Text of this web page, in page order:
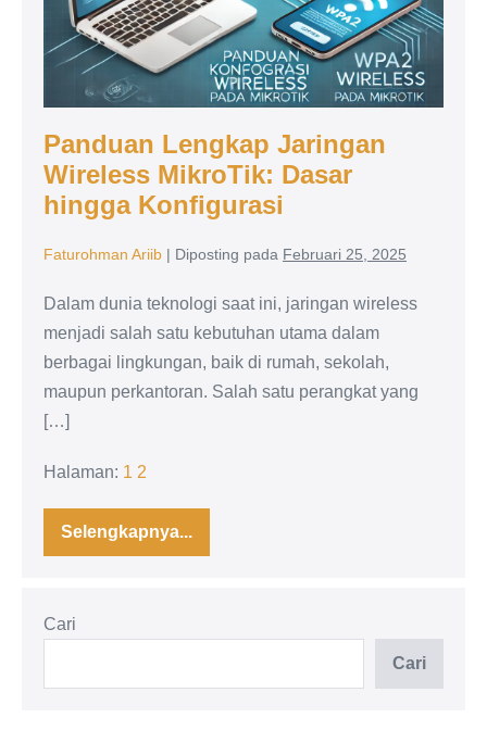
Panduan Lengkap Jaringan
Wireless MikroTik: Dasar
hingga Konfigurasi
Faturohman Ariib | Diposting pada Februari 25, 2025
Dalam dunia teknologi saat ini, jaringan wireless
menjadi salah satu kebutuhan utama dalam
berbagai lingkungan, baik di rumah, sekolah,
maupun perkantoran. Salah satu perangkat yang
[…]
Halaman: 1 2
Selengkapnya...
Panduan
Lengkap
hingga
Cari
Cari